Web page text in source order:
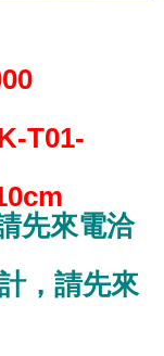
T01-
cm
先來電洽
，請先來